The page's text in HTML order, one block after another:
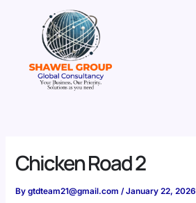
Chicken Road 2
By gtdteam21@gmail.com /January 22, 2026